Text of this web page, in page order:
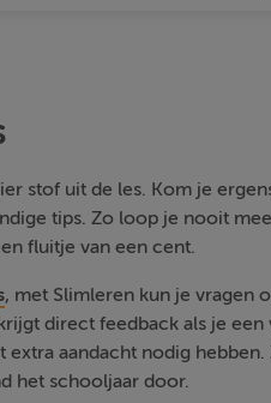
stof uit de les. Kom je
tips. Zo loop je nooit
fluitje van een cent.
, met Slimleren kun je vragen
direct feedback als je een
aandacht nodig hebben.
het schooljaar door.